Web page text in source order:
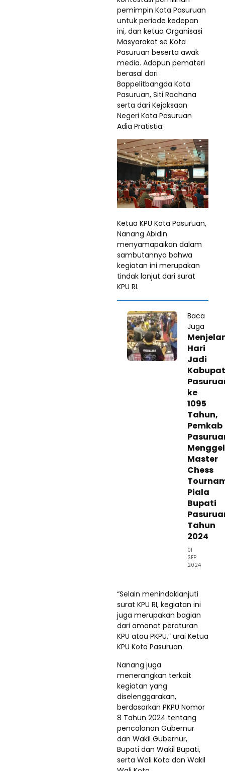
pemimpin Kota Pasuruan
untuk periode kedepan
ini, dan ketua Organisasi
Masyarakat se Kota
Pasuruan beserta awak
media. Adapun pemateri
berasal dari
Bappelitbangda Kota
Pasuruan, Siti Rochana
serta dari Kejaksaan
Negeri Kota Pasuruan
Adia Pratistia.
Ketua KPU Kota Pasuruan,
Nanang Abidin
menyamapaikan dalam
sambutannya bahwa
kegiatan ini merupakan
tindak lanjut dari surat
KPU RI.
Baca
Juga
Hari
Jadi
ke
1095
Tahun,
Pemkab
Master
Chess
Piala
Bupati
Tahun
2024
01
SEP
2024
“Selain menindaklanjuti
surat KPU RI, kegiatan ini
juga merupakan bagian
dari amanat peraturan
KPU atau PKPU,” urai Ketua
KPU Kota Pasuruan.
Nanang juga
menerangkan terkait
kegiatan yang
diselenggarakan,
berdasarkan PKPU Nomor
8 Tahun 2024 tentang
pencalonan Gubernur
dan Wakil Gubernur,
Bupati dan Wakil Bupati,
serta Wali Kota dan Wakil